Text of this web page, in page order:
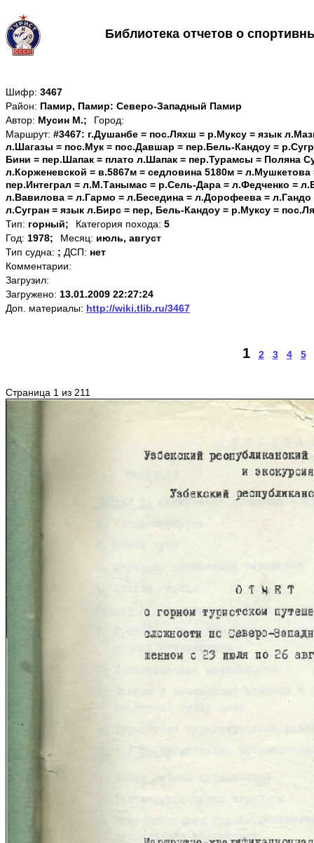
Библиотека отчетов о
Шифр: 3467
Район: Памир, Памир: Северо-Западный Памир
Автор: Мусин М.;
Город:
Маршрут: #3467: г.Душанбе = пос.Ляхш = р.Муксу = язык
л.Шагазы = пос.Мук = пос.Давшар = пер.Бель-Кандоу =
Бини = пер.Шапак = плато л.Шапак = пер.Турамсы = Поляна
л.Корженевской = в.5867м = седловина 5180м =
пер.Интеграл = л.М.Танымас = р.Сель-Дара = л.Федченко =
л.Вавилова = л.Гармо = л.Беседина = л.Дорофеева =
л.Сугран = язык л.Бирс = пер, Бель-Кандоу = р.Муксу =
Тип: горный; Категория похода: 5
Год: 1978; Месяц: июль, август
Тип судна: ; ДСП: нет
Комментарии:
Загрузил:
Загружено: 13.01.2009 22:27:24
Доп. материалы: http://wiki.tlib.ru/3467
1 2 3 4 5
Страница 1 из 211